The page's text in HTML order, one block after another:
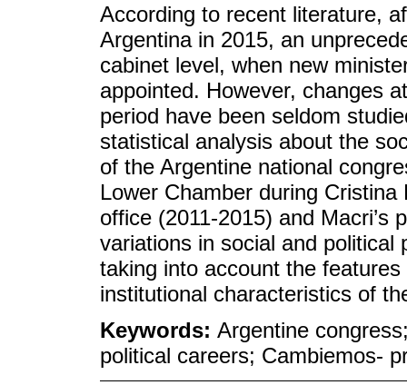
According to recent literature,
Argentina in 2015, an
cabinet level, when new
appointed. However, changes
period have been seldom
statistical analysis about the
of the Argentine national
Lower Chamber during
office (2011-2015) and Macri’s
variations in social and political
taking into account the
institutional characteristics of
Keywords: Argentine
political careers; Cambiemos-